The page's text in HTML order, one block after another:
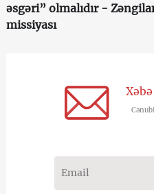
əsgəri” olmalıdır -
missiyası